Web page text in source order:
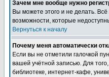
Зачем мне вообще нужно
Вы можете этого и не делать.
возможности, которые
Вернуться к началу
Почему меня автоматически
Если вы не отметили галочкой
вашей учётной записью. Для
библиотеке, интернет-кафе,